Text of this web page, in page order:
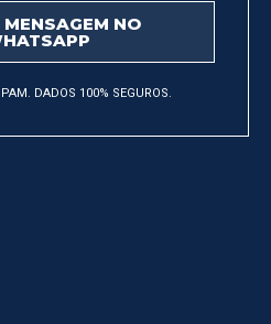
MENSAGEM NO
DADOS 100% SEGUROS.